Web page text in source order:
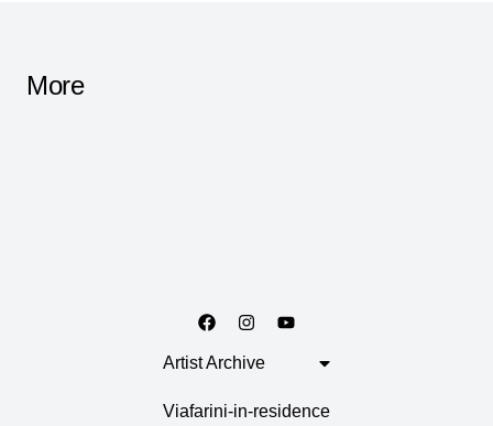
More
Artist Archive
Viafarini-in-residence